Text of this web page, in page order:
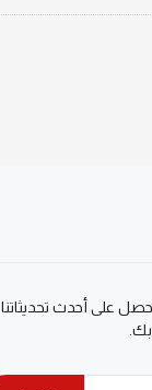
على أحدث تحديثاتنا